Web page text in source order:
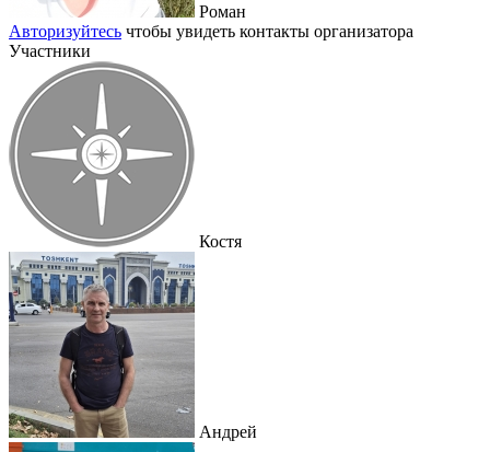
Роман
Авторизуйтесь чтобы увидеть контакты организатора
Участники
Костя
Андрей